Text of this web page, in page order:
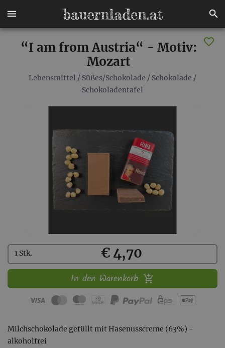
“I am from Austria“ - Motiv:
Mozart
Lebensmittel / Süßes/Schokolade / Schokolade /
Schokoladentafel
Kaufen
1 Stk. € 4,70
In den Warenkorb
Milchschokolade gefüllt mit Hasenusscreme (63%) -
alkoholfrei